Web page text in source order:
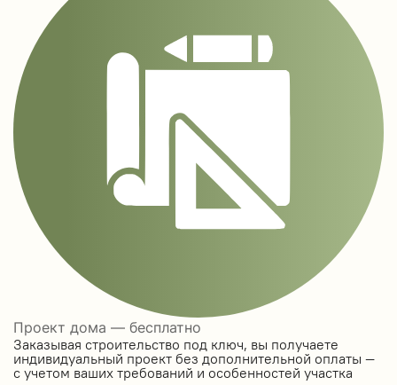
Проект дома — бесплатно
Заказывая строительство под ключ, вы получаете
индивидуальный проект без дополнительной оплаты —
с учетом ваших требований и особенностей участка